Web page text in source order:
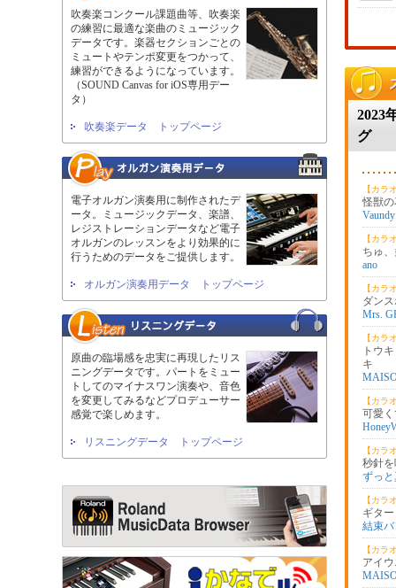
吹奏楽コンクール課題曲等、吹奏楽
の練習に最適な楽曲のミュージック
データです。楽器セクションごとの
ミュートやテンポ変更をつかって、
練習ができるようになっています。
（SOUND Canvas for iOS専用デー
タ）
吹奏楽データ トップページ
電子オルガン演奏用に制作されたデ
ータ。ミュージックデータ、楽譜、
レジストレーションデータなど電子
オルガンのレッスンをより効果的に
行うためのデータをご提供します。
オルガン演奏用データ トップページ
原曲の臨場感を忠実に再現したリス
ニングデータです。パートをミュー
トしてのマイナスワン演奏や、音色
を変更してみるなどプロデューサー
感覚で楽しめます。
リスニングデータ トップページ
2023
グ
【カラ
怪獣
Vaundy
【カラ
ちゅ
ano
【カラ
ダン
Mrs.
【カラ
トウ
キ
【カラ
可愛く
【カラ
秒針
ずっ
【カラ
ギタ
結束
【カラ
アイ